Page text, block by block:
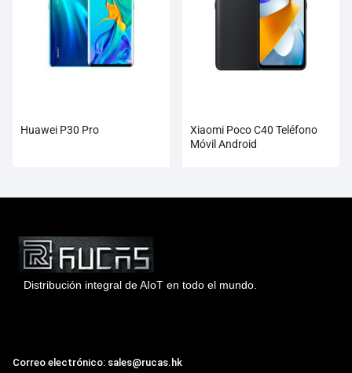
Huawei P30 Pro
Xiaomi Poco C40 Teléfono
Móvil Android
Distribución integral de AIoT en todo el mundo.
Correo electrónico: sales@rucas.hk